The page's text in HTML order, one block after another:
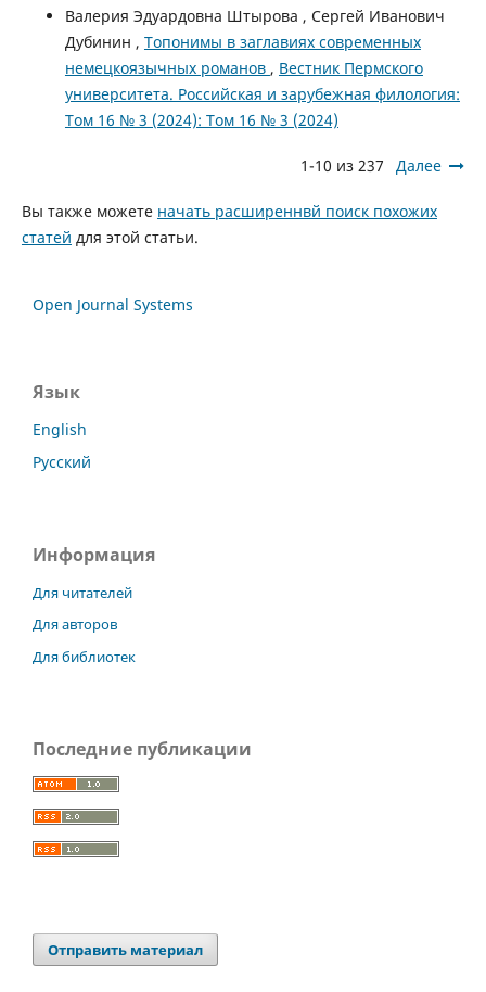
Валерия Эдуардовна Штырова , Сергей Иванович
Дубинин , Топонимы в заглавиях современных
немецкоязычных романов , Вестник Пермского
университета. Российская и зарубежная филология:
Том 16 № 3 (2024): Том 16 № 3 (2024)
1-10 из 237 Далее
Вы также можете начать расширеннвй поиск похожих
статей для этой статьи.
Open Journal Systems
Язык
English
Русский
Информация
Для читателей
Для авторов
Для библиотек
Последние публикации
Отправить материал